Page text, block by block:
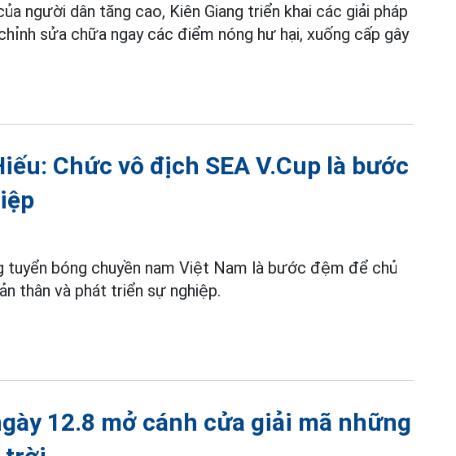
người dân tăng cao, Kiên Giang triển khai các giải pháp
sửa chữa ngay các điểm nóng hư hại, xuống cấp gây
Chức vô địch SEA V.Cup là bước
tuyển bóng chuyền nam Việt Nam là bước đệm để chủ
thân và phát triển sự nghiệp.
12.8 mở cánh cửa giải mã những